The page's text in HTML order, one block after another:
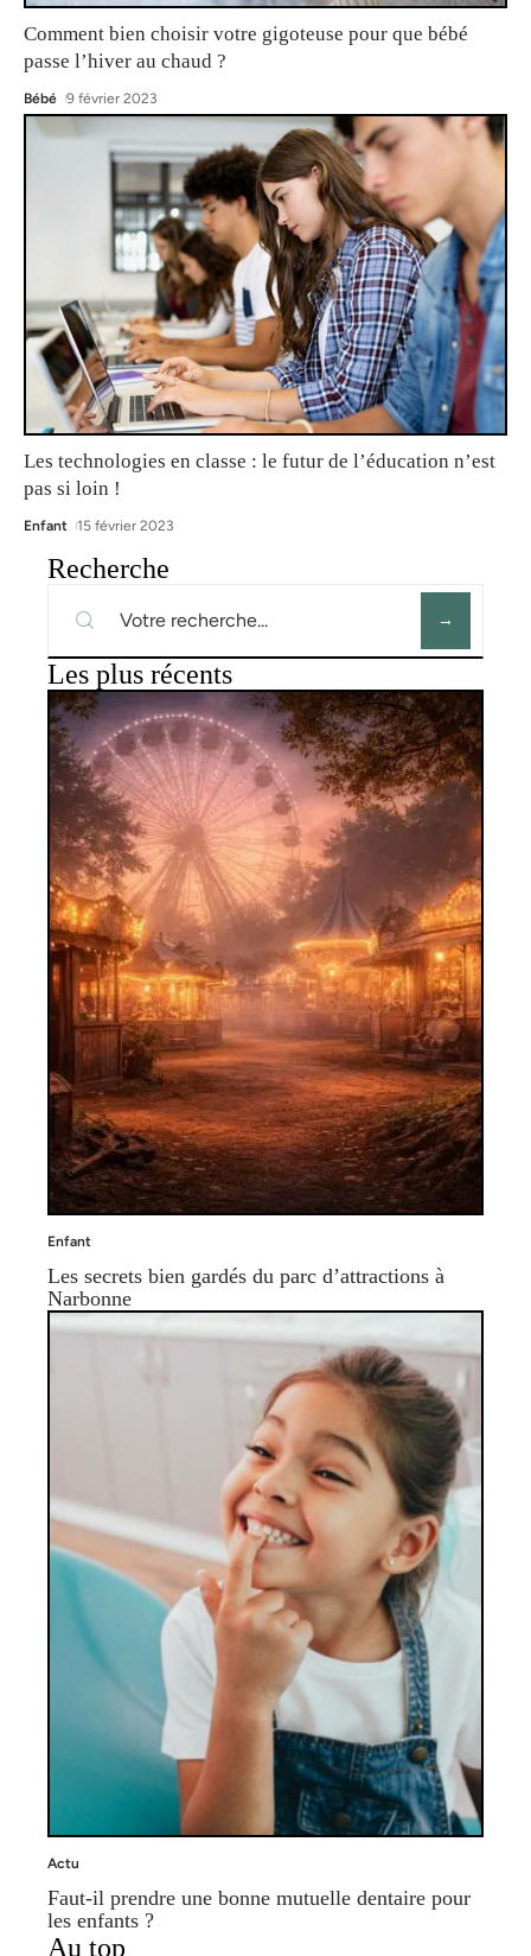
Comment bien choisir votre gigoteuse pour que bébé
passe l’hiver au chaud ?
Bébé 9 février 2023
Les technologies en classe : le futur de l’éducation n’est
pas si loin !
Enfant 15 février 2023
Recherche
Les plus récents
Enfant
Les secrets bien gardés du parc d’attractions à
Narbonne
Actu
Faut-il prendre une bonne mutuelle dentaire pour
les enfants ?
Au top